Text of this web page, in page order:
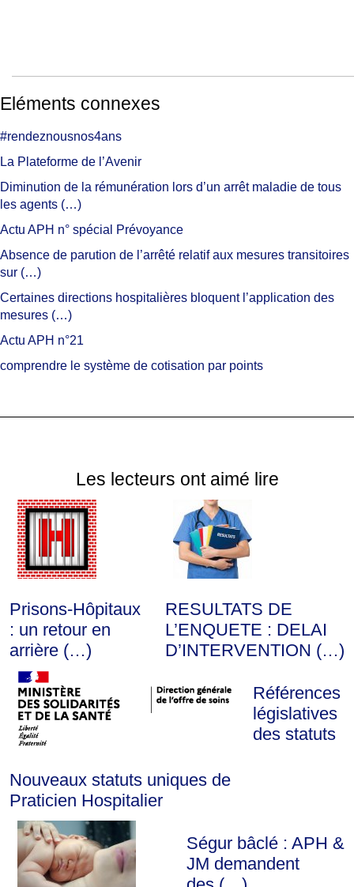
Eléments connexes
#rendeznousnos4ans
La Plateforme de l’Avenir
Diminution de la rémunération lors d’un arrêt maladie de tous
les agents (…)
Actu APH n° spécial Prévoyance
Absence de parution de l’arrêté relatif aux mesures transitoires
sur (…)
Certaines directions hospitalières bloquent l’application des
mesures (…)
Actu APH n°21
comprendre le système de cotisation par points
Les lecteurs ont aimé lire
Prisons-Hôpitaux
: un retour en
arrière (…)
RESULTATS DE
L’ENQUETE : DELAI
D’INTERVENTION (…)
Nouveaux statuts uniques de
Praticien Hospitalier
Références
législatives
des statuts
Ségur bâclé : APH &
JM demandent